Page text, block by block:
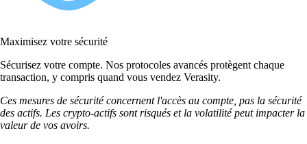
Maximisez votre sécurité
Sécurisez votre compte. Nos protocoles avancés protègent chaque
transaction, y compris quand vous vendez Verasity.
Ces mesures de sécurité concernent l'accès au compte, pas la sécurité
des actifs. Les crypto-actifs sont risqués et la volatilité peut impacter la
valeur de vos avoirs.